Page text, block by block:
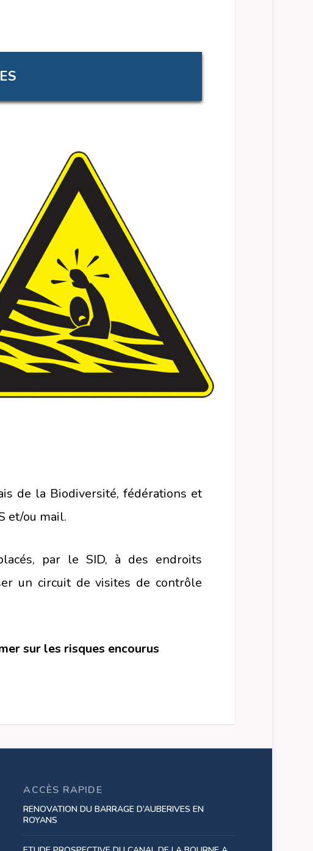
de la Biodiversité, fédérations et
et/ou mail.
par le SID, à des endroits
un circuit de visites de contrôle
sur les risques encourus
ACCÈS RAPIDE
RENOVATION DU BARRAGE D’AUBERIVES EN
ROYANS